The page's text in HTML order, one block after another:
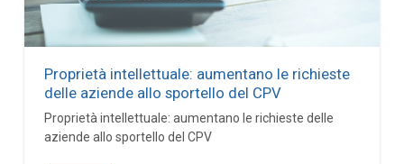
Proprietà intellettuale: aumentano le richieste
delle aziende allo sportello del CPV
Proprietà intellettuale: aumentano le richieste delle
aziende allo sportello del CPV